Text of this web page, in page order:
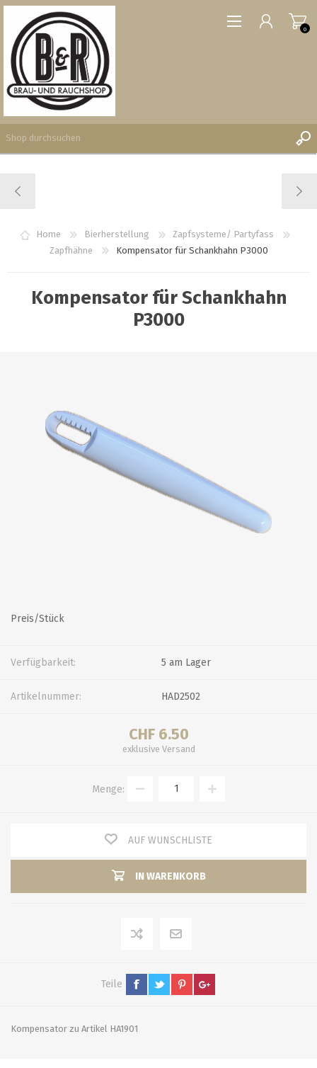
WUNSCHLISTE
0
0
Home Bierherstellung
Zapfsysteme/ Partyfass
Zapfhähne
Kompensator für Schankhahn P3000
Kompensator für Schankhahn
P3000
Preis/Stück
Verfügbarkeit: 5 am Lager
Artikelnummer: HAD2502
CHF 6.50
exklusive Versand
Menge:
AUF WUNSCHLISTE
IN WARENKORB
Teile
Kompensator zu Artikel HA1901